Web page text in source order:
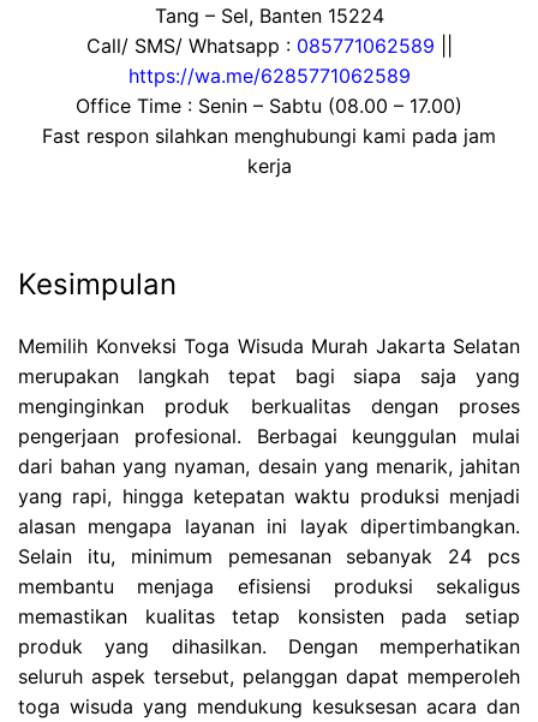
Tang – Sel, Banten 15224
Call/ SMS/ Whatsapp : 085771062589
https://wa.me/6285771062589
Office Time : Senin – Sabtu (08.00 – 17.00)
Fast respon silahkan menghubungi kami pada jam
kerja
Kesimpulan
Memilih Konveksi Toga Wisuda Murah Jakarta Selatan
merupakan langkah tepat bagi siapa saja yang
menginginkan produk berkualitas dengan proses
pengerjaan profesional. Berbagai keunggulan mulai
dari bahan yang nyaman, desain yang menarik, jahitan
yang rapi, hingga ketepatan waktu produksi menjadi
alasan mengapa layanan ini layak dipertimbangkan.
Selain itu, minimum pemesanan sebanyak 24 pcs
membantu menjaga efisiensi produksi sekaligus
memastikan kualitas tetap konsisten pada setiap
produk yang dihasilkan. Dengan memperhatikan
seluruh aspek tersebut, pelanggan dapat memperoleh
toga wisuda yang mendukung kesuksesan acara dan